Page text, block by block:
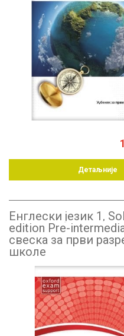
Детаљније
Енглески језик 1,
edition Pre-
свеска за први
школе